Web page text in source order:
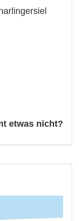
etwas nicht?